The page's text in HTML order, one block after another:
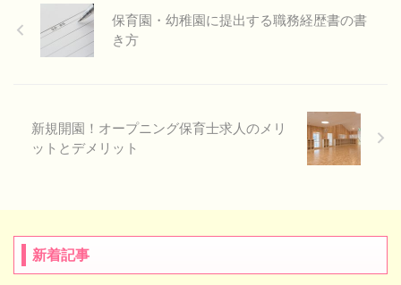
保育園・幼稚園に提出する職務経歴書の書
き方
新規開園！オープニング保育士求人のメリ
ットとデメリット
新着記事